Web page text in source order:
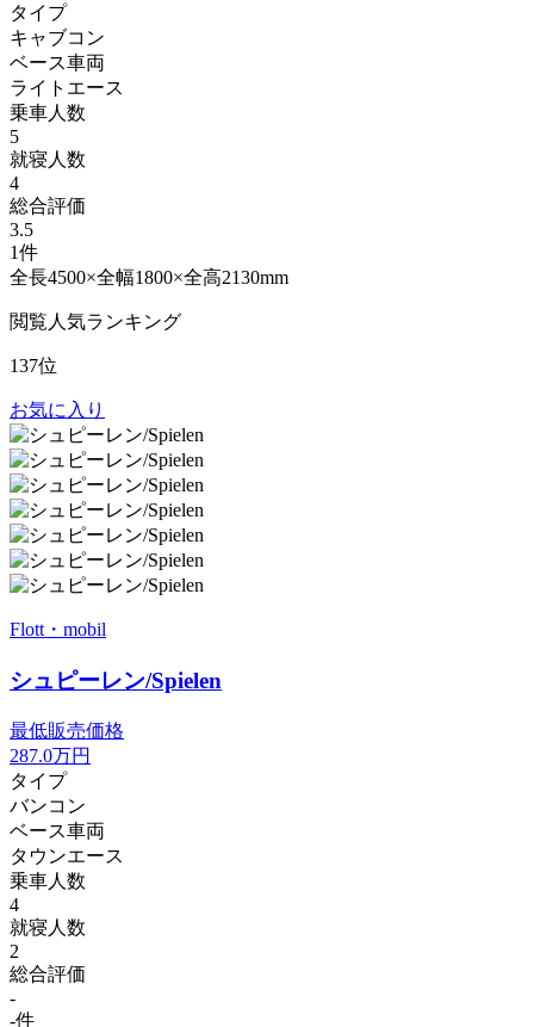
タイプ
キャブコン
ベース車両
ライトエース
乗車人数
5
就寝人数
4
総合評価
3.5
1件
全長4500×全幅1800×全高2130mm
閲覧人気ランキング
137位
お気に入り
Flott・mobil
シュピーレン/Spielen
最低販売価格
287.0万円
タイプ
バンコン
ベース車両
タウンエース
乗車人数
4
就寝人数
2
総合評価
-
-件